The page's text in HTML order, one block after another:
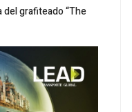
del grafiteado “The